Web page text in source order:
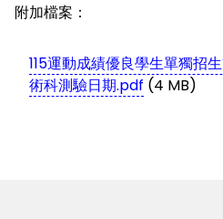
附加檔案：
115運動成績優良學生單獨招
術科測驗日期.pdf (4 MB)